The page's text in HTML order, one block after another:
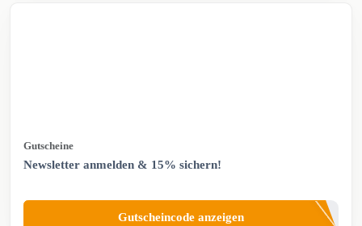
Gutscheine
Newsletter anmelden & 15% sichern!
Gutscheincode anzeigen